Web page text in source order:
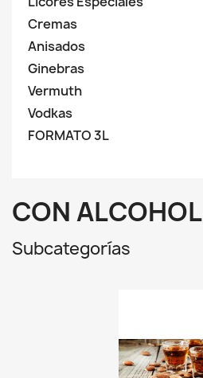
Cremas
Anisados
Ginebras
Vermuth
Vodkas
FORMATO 3L
CON ALCOHOL
Subcategorías